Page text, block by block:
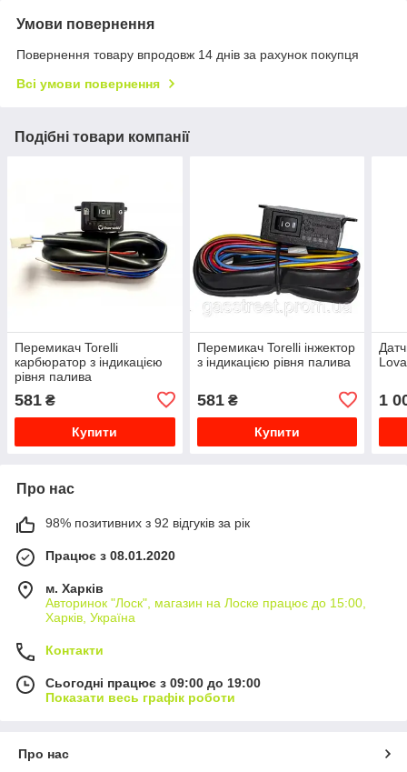
Умови повернення
Повернення товару впродовж 14 днів за рахунок покупця
Всі умови повернення
Подібні товари компанії
Перемикач Torelli
карбюратор з індикацією
рівня палива
581 ₴
Купити
Перемикач Torelli інжектор
з індикацією рівня палива
581₴
Купити
1
Про нас
98% позитивних з 92 відгуків за рік
Працює з 08.01.2020
м. Харків
Авторинок "Лоск", магазин на Лоске працює до 15:00,
Харків, Україна
Контакти
Сьогодні працює з 09:00 до 19:00
Показати весь графік роботи
Про нас